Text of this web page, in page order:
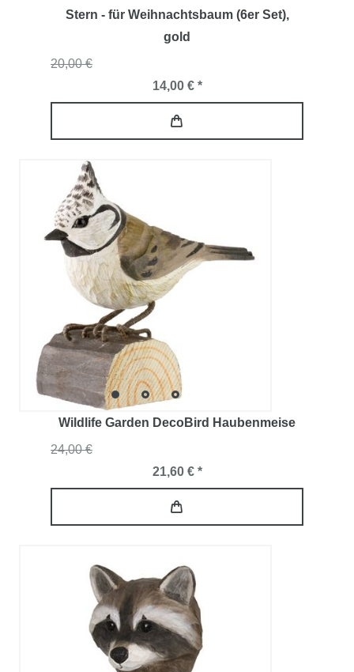
Stern - für Weihnachtsbaum (6er Set),
gold
20,00 €
14,00 € *
Wildlife Garden DecoBird Haubenmeise
24,00 €
21,60 € *